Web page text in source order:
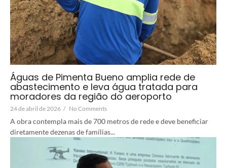
Águas de Pimenta Bueno amplia rede de
abastecimento e leva água tratada para
moradores da região do aeroporto
24 de abril de 2026 / No Comments
A obra contempla mais de 700 metros de rede e deve beneficiar
diretamente dezenas de famílias...